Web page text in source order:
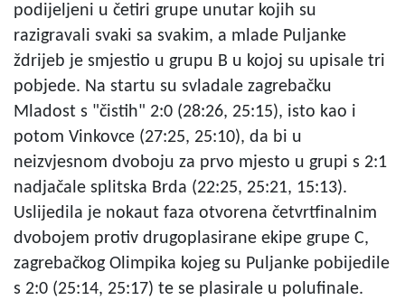
podijeljeni u četiri grupe unutar kojih su
razigravali svaki sa svakim, a mlade Puljanke
ždrijeb je smjestio u grupu B u kojoj su upisale tri
pobjede. Na startu su svladale zagrebačku
Mladost s "čistih" 2:0 (28:26, 25:15), isto kao i
potom Vinkovce (27:25, 25:10), da bi u
neizvjesnom dvoboju za prvo mjesto u grupi s 2:1
nadjačale splitska Brda (22:25, 25:21, 15:13).
Uslijedila je nokaut faza otvorena četvrtfinalnim
dvobojem protiv drugoplasirane ekipe grupe C,
zagrebačkog Olimpika kojeg su Puljanke pobijedile
s 2:0 (25:14, 25:17) te se plasirale u polufinale.